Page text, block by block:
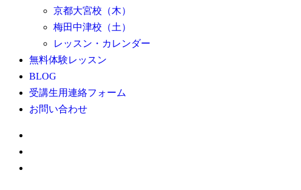
京都大宮校（木）
梅田中津校（土）
レッスン・カレンダー
無料体験レッスン
BLOG
受講生用連絡フォーム
お問い合わせ